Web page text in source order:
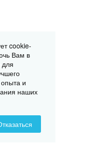
cookie-
Вам в
для
опыта и
наших